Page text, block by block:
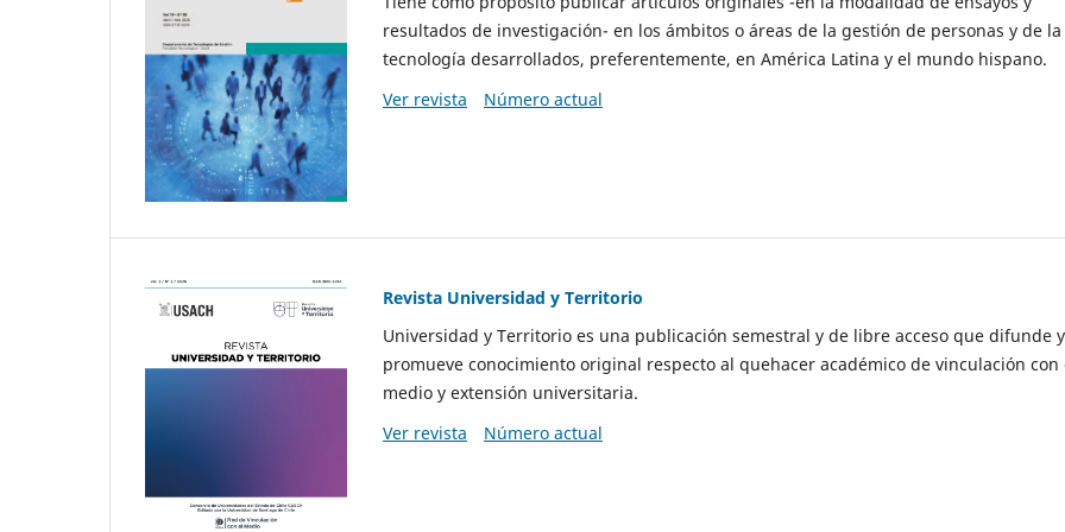
resultados de investigación- en los ámbitos o áreas de la gestión de personas y de la
tecnología desarrollados, preferentemente, en América Latina y el mundo hispano.
Ver revista
Número actual
Revista Universidad y Territorio
Universidad y Territorio es una publicación semestral y de libre acceso que difunde y
promueve conocimiento original respecto al quehacer académico de vinculación con
medio y extensión universitaria.
Ver revista
Número actual